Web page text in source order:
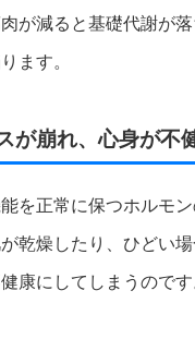
が減ると基礎代謝が落
ます。
が崩れ、心身が不
を正常に保つホルモ
乾燥したり、ひどい
康にしてしまうのです